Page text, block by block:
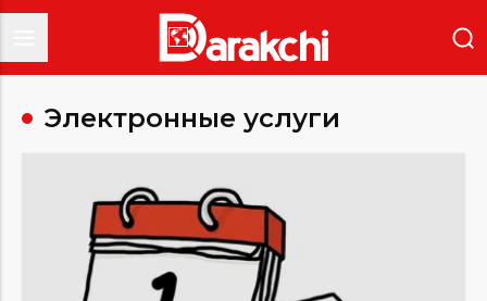
Электронные услуги